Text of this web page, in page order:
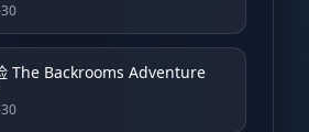
The Backrooms Adventure